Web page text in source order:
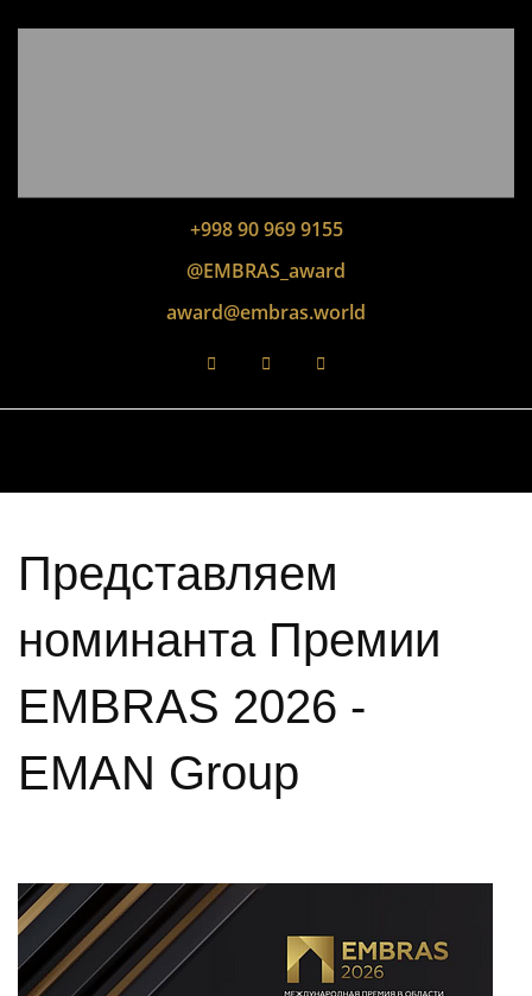
+998 90 969 9155
@EMBRAS_award
award@embras.world
Представляем
номинанта Премии
EMBRAS 2026 -
EMAN Group